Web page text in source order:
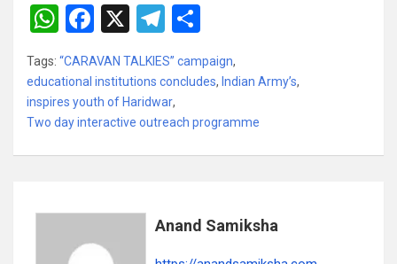
W
h
at
s
A
p
F
a
ce
b
o
o
X
T
el
e
gr
a
m
ar
Tags: “CARAVAN TALKIES” campaign,
educational institutions concludes, Indian Army’s,
inspires youth of Haridwar,
Two day interactive outreach programme
Anand Samiksha